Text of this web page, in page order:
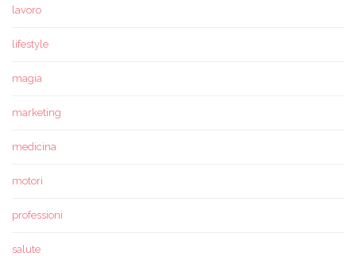
lavoro
lifestyle
magia
marketing
medicina
motori
professioni
salute